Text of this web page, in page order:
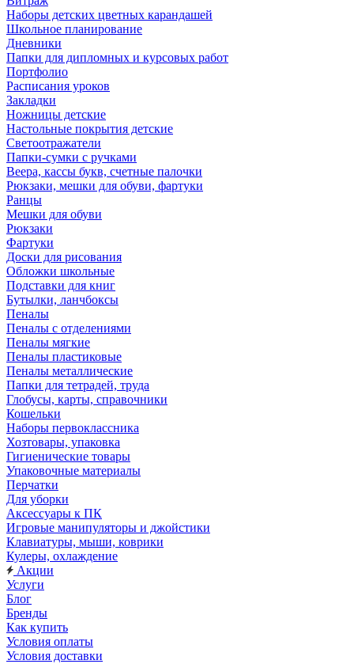
Наборы детских цветных карандашей
Школьное планирование
Дневники
Папки для дипломных и курсовых работ
Портфолио
Расписания уроков
Закладки
Ножницы детские
Настольные покрытия детские
Светоотражатели
Папки-сумки с ручками
Веера, кассы букв, счетные палочки
Рюкзаки, мешки для обуви, фартуки
Ранцы
Мешки для обуви
Рюкзаки
Фартуки
Доски для рисования
Обложки школьные
Подставки для книг
Бутылки, ланчбоксы
Пеналы
Пеналы с отделениями
Пеналы мягкие
Пеналы пластиковые
Пеналы металлические
Папки для тетрадей, труда
Глобусы, карты, справочники
Кошельки
Наборы первоклассника
Хозтовары, упаковка
Гигиенические товары
Упаковочные материалы
Перчатки
Для уборки
Аксессуары к ПК
Игровые манипуляторы и джойстики
Клавиатуры, мыши, коврики
Кулеры, охлаждение
Акции
Услуги
Блог
Бренды
Как купить
Условия оплаты
Условия доставки